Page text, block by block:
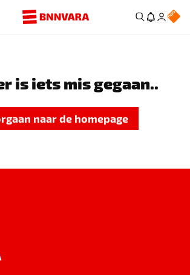
is iets mis gegaan..
naar de homepage